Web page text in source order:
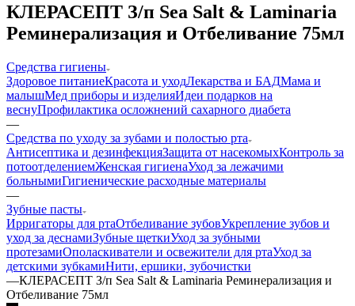
КЛЕРАСЕПТ З/п Sea Salt & Laminaria
Реминерализация и Отбеливание 75мл
Средства гигиены
Здоровое питаниеКрасота и уходЛекарства и БАДМама и
малышМед приборы и изделияИдеи подарков на
веснуПрофилактика осложнений сахарного диабета
—
Средства по уходу за зубами и полостью рта
Антисептика и дезинфекцияЗащита от насекомыхКонтроль за
потоотделениемЖенская гигиенаУход за лежачими
больнымиГигиенические расходные материалы
—
Зубные пасты
Ирригаторы для ртаОтбеливание зубовУкрепление зубов и
уход за деснамиЗубные щеткиУход за зубными
протезамиОполаскиватели и освежители для ртаУход за
детскими зубкамиНити, ершики, зубочистки
—КЛЕРАСЕПТ З/п Sea Salt & Laminaria Реминерализация и
Отбеливание 75мл